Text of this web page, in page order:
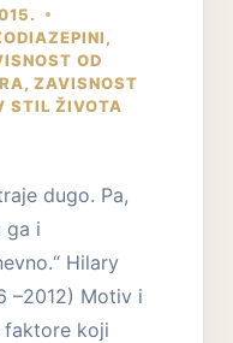
,
OD
, ZAVISNOST
STIL ŽIVOTA
dugo. Pa,
ga i
Hilary
–2012) Motiv i
faktore koji